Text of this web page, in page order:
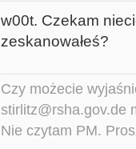
w00t. Czekam
zeskanowałeś?
Czy możecie
stirlitz@rsha.gov.de
Nie czytam PM.